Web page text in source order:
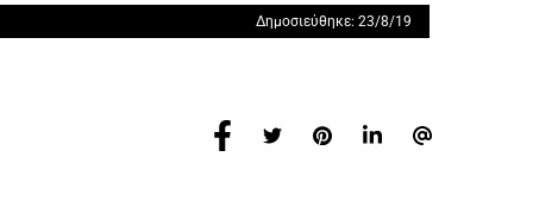
Δημοσιεύθηκε: 23/8/19